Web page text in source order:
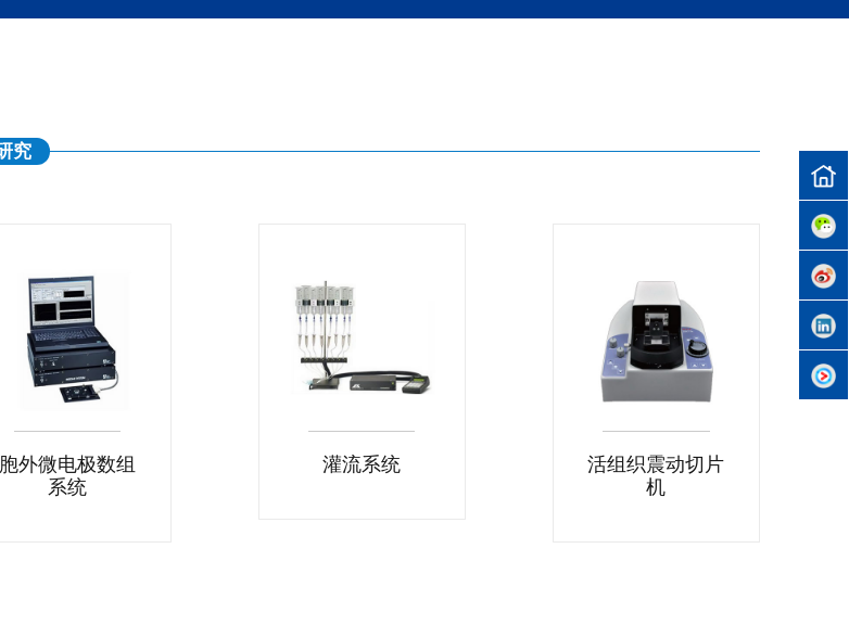
究
胞外微电极数组
系统
灌流系统
活组织震动切片
机